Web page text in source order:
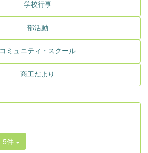
学校行事
部活動
コミュニティ・スクール
商工だより
5件